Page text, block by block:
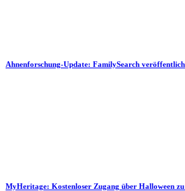
Ahnenforschung-Update: FamilySearch
MyHeritage: Kostenloser Zugang über Halloween